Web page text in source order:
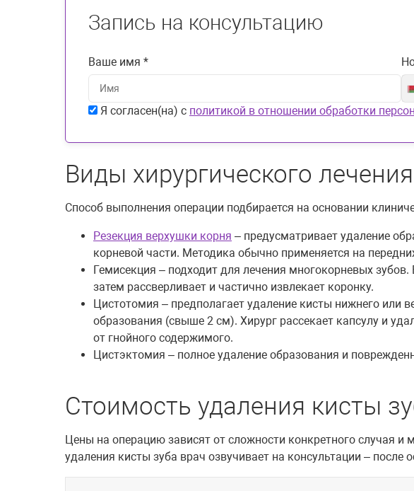
Запись на консультацию
Ваше имя *
Я согласен(на) с политикой в отношении обработки
Виды хирургического
Способ выполнения операции подбирается на основании
Резекция верхушки корня – предусматривает удаление
корневой части. Методика обычно применяется на
Гемисекция – подходит для лечения многокорневых
затем рассверливает и частично извлекает коронку.
Цистотомия – предполагает удаление кисты нижнего или
образования (свыше 2 см). Хирург рассекает капсулу и
от гнойного содержимого.
Цистэктомия – полное удаление образования и
Стоимость удаления кисты
Цены на операцию зависят от сложности конкретного случая и
удаления кисты зуба врач озвучивает на консультации – после